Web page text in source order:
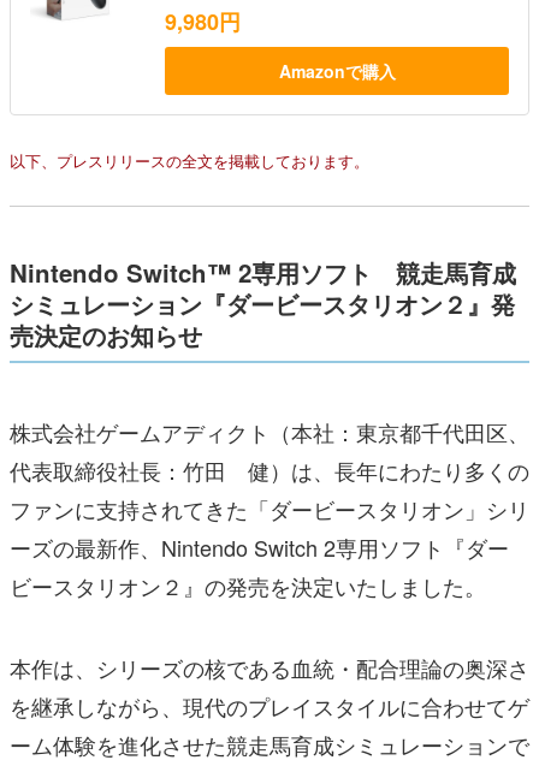
9,980円
Amazonで購入
以下、プレスリリースの全文を掲載しております。
Nintendo Switch™ 2専用ソフト 競走馬育成
シミュレーション『ダービースタリオン２』発
売決定のお知らせ
株式会社ゲームアディクト（本社：東京都千代田区、
代表取締役社長：竹田 健）は、長年にわたり多くの
ファンに支持されてきた「ダービースタリオン」シリ
ーズの最新作、Nintendo Switch 2専用ソフト『ダー
ビースタリオン２』の発売を決定いたしました。
本作は、シリーズの核である血統・配合理論の奥深さ
を継承しながら、現代のプレイスタイルに合わせてゲ
ーム体験を進化させた競走馬育成シミュレーションで